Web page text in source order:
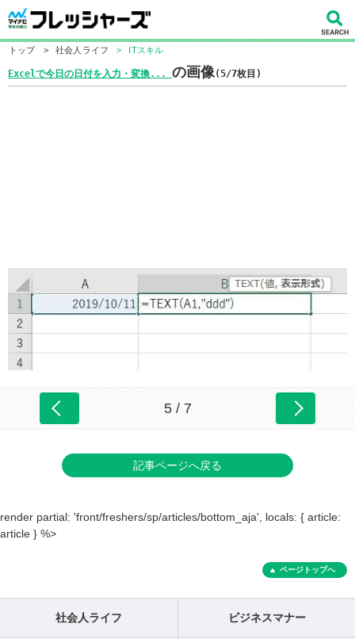
トップ > 社会人ライフ > ITスキル
Excelで今日の日付を入力・変換... の画像(5/7枚目)
5 / 7
記事ページへ戻る
render partial: 'front/freshers/sp/articles/bottom_aja', locals: { article:
article } %>
ページトップへ
社会人ライフ ビジネスマナー